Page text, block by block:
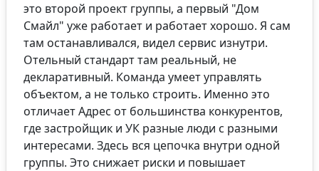
это второй проект группы, а первый "Дом
Смайл" уже работает и работает хорошо. Я сам
там останавливался, видел сервис изнутри.
Отельный стандарт там реальный, не
декларативный. Команда умеет управлять
объектом, а не только строить. Именно это
отличает Адрес от большинства конкурентов,
где застройщик и УК разные люди с разными
интересами. Здесь вся цепочка внутри одной
группы. Это снижает риски и повышает